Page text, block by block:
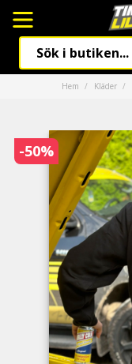
Hem Kläder
-50%